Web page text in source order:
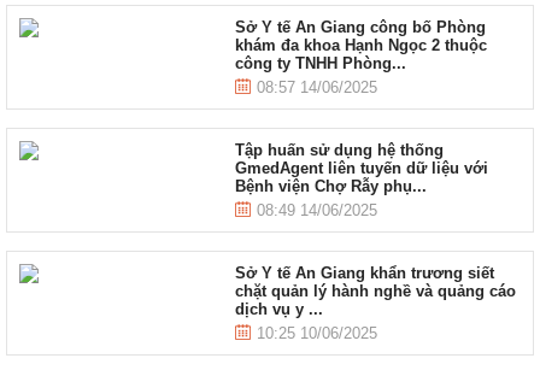
Sở Y tế An Giang công bố Phòng
khám đa khoa Hạnh Ngọc 2 thuộc
công ty TNHH Phòng...
08:57 14/06/2025
Tập huấn sử dụng hệ thống
GmedAgent liên tuyến dữ liệu với
Bệnh viện Chợ Rẫy phụ...
08:49 14/06/2025
Sở Y tế An Giang khẩn trương siết
chặt quản lý hành nghề và quảng cáo
dịch vụ y ...
10:25 10/06/2025